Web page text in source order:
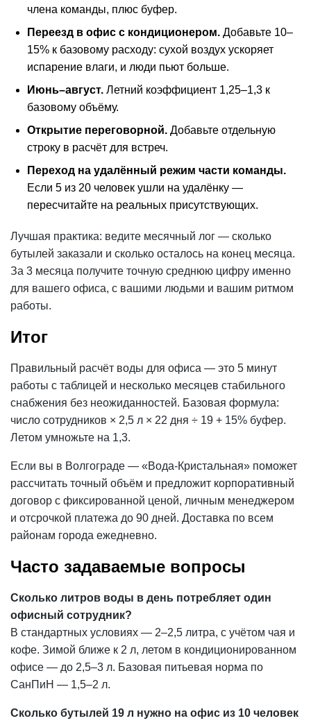
члена команды, плюс буфер.
Переезд в офис с кондиционером. Добавьте 10–
15% к базовому расходу: сухой воздух ускоряет
испарение влаги, и люди пьют больше.
Июнь–август. Летний коэффициент 1,25–1,3 к
базовому объёму.
Открытие переговорной. Добавьте отдельную
строку в расчёт для встреч.
Переход на удалённый режим части команды.
Если 5 из 20 человек ушли на удалёнку —
пересчитайте на реальных присутствующих.
Лучшая практика: ведите месячный лог — сколько
бутылей заказали и сколько осталось на конец месяца.
За 3 месяца получите точную среднюю цифру именно
для вашего офиса, с вашими людьми и вашим ритмом
работы.
Итог
Правильный расчёт воды для офиса — это 5 минут
работы с таблицей и несколько месяцев стабильного
снабжения без неожиданностей. Базовая формула:
число сотрудников × 2,5 л × 22 дня ÷ 19 + 15% буфер.
Летом умножьте на 1,3.
Если вы в Волгограде — «Вода-Кристальная» поможет
рассчитать точный объём и предложит корпоративный
договор с фиксированной ценой, личным менеджером
и отсрочкой платежа до 90 дней. Доставка по всем
районам города ежедневно.
Часто задаваемые вопросы
Сколько литров воды в день потребляет один
офисный сотрудник?
В стандартных условиях — 2–2,5 литра, с учётом чая и
кофе. Зимой ближе к 2 л, летом в кондиционированном
офисе — до 2,5–3 л. Базовая питьевая норма по
СанПиН — 1,5–2 л.
Сколько бутылей 19 л нужно на офис из 10 человек